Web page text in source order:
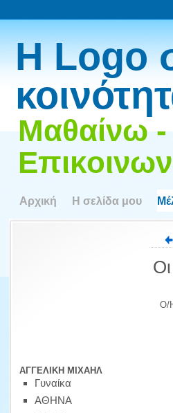
Η Logo
Μαθαίνω -
Αρχική Η σελίδα μου
ΑΓΓΕΛΙΚΗ ΜΙΧΑΗΛ
Γυναίκα
ΑΘΗΝΑ
Ο/